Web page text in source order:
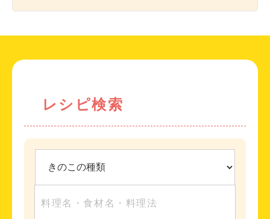
レシピ検索